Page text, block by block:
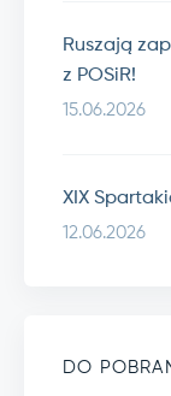
Ruszają
z POSiR!
15.06.2026
XIX
12.06.2026
DO